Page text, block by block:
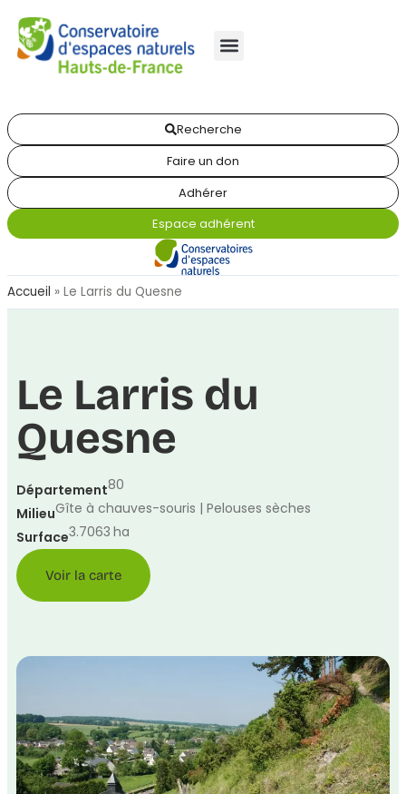
Recherche
Faire un don
Adhérer
Espace adhérent
Accueil » Le Larris du Quesne
Le Larris du
Quesne
Département80
MilieuGîte à chauves-souris | Pelouses sèches
Surface3.7063 ha
Voir la carte